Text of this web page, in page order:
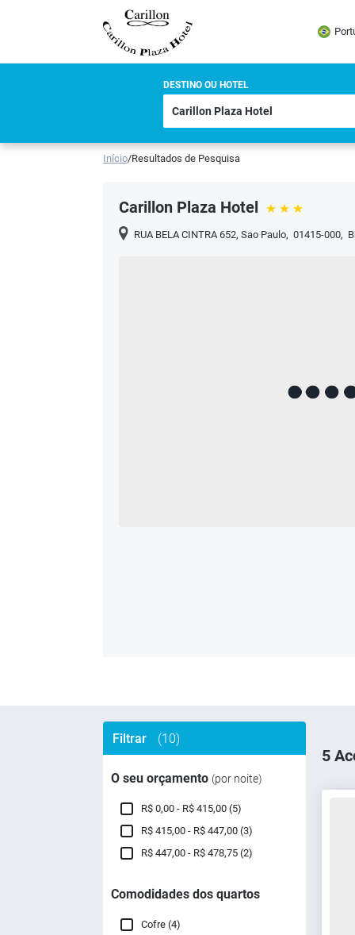
DESTINO OU HOTEL
Início/Resultados de Pesquisa
Carillon Plaza Hotel
RUA BELA CINTRA 652,Sao Paulo, 01415-000,
Filtrar (10)
O seu orçamento (por noite)
R$ 0,00 - R$ 415,00 (5)
R$ 415,00 - R$ 447,00 (3)
R$ 447,00 - R$ 478,75 (2)
Comodidades dos quartos
Cofre (4)
5